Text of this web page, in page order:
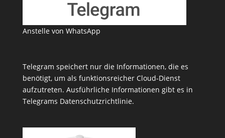
Anstelle von WhatsApp
Telegram speichert nur die Informationen, die es
benötigt, um als funktionsreicher Cloud-Dienst
aufzutreten. Ausführliche Informationen gibt es in
Telegrams Datenschutzrichtlinie.